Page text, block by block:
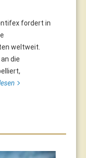
fordert in
weltweit.
die